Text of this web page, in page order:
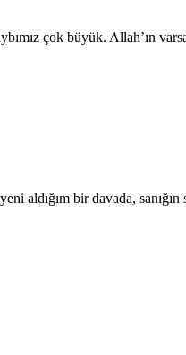
çok büyük. Allah’ın
aldığım bir davada, sanığın